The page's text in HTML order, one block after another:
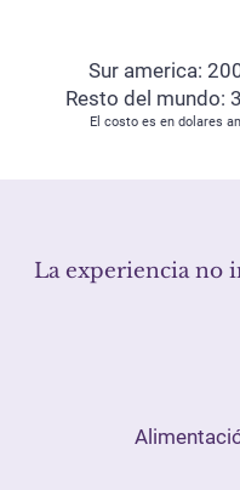
Sur america:
Resto del mundo:
El costo es en dolares
La experiencia no